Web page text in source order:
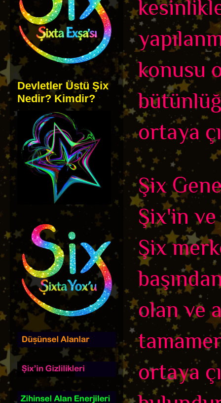
konusu
ortaya
Şix
Şix'in ve
Şix
olan ve
ortaya
Devletler Üstü Şix
Nedir? Kimdir?